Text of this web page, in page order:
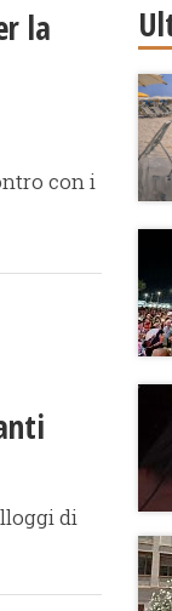
la
con i
di